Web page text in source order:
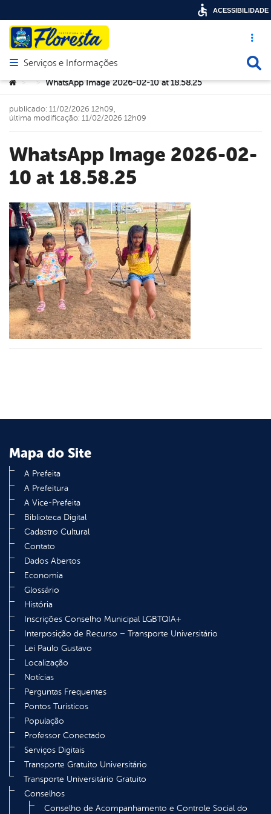
Acesso
Abrir menu principal de navegação
Serviços e Informações
Você está aqui:
> > WhatsApp Image 2026-02-10 at 18.58.25
WhatsApp Image 2026-02-
10 at 18.58.25
publicado: 11/02/2026 12h09,
última modificação: 11/02/2026 12h09
Mapa do Site
A Prefeita
A Prefeitura
A Vice-Prefeita
Biblioteca Digital
Cadastro Cultural
Contato
Dados Abertos
Economia
Glossário
História
Inscrições Conselho Municipal LGBTQIA+
Interposição de Recurso – Transporte Universitário
Lei Paulo Gustavo
Localização
Notícias
Perguntas Frequentes
Pontos Turísticos
População
Professor Conectado
Serviços Digitais
Transporte Gratuito Universitário
Transporte Universitário Gratuito
Conselhos
Conselho de Acompanhamento e Controle Social do
ACESSIBILIDADE